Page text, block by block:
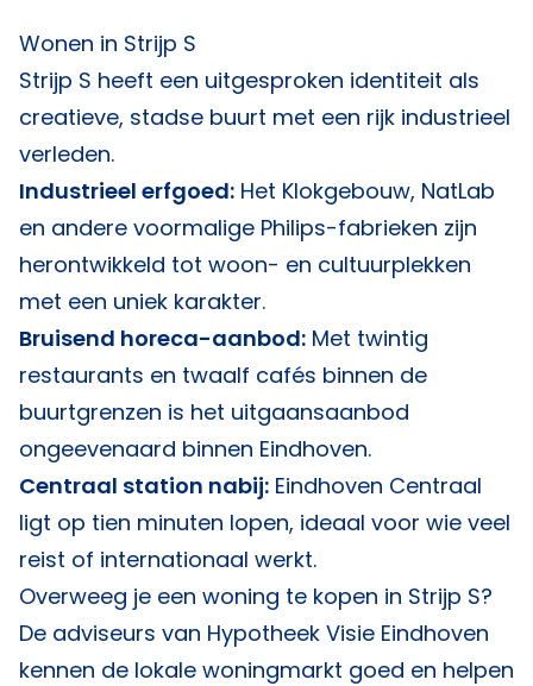
Wonen in Strijp S
Strijp S heeft een uitgesproken identiteit als
creatieve, stadse buurt met een rijk industrieel
verleden.
Industrieel erfgoed: Het Klokgebouw, NatLab
en andere voormalige Philips-fabrieken zijn
herontwikkeld tot woon- en cultuurplekken
met een uniek karakter.
Bruisend horeca-aanbod: Met twintig
restaurants en twaalf cafés binnen de
buurtgrenzen is het uitgaansaanbod
ongeevenaard binnen Eindhoven.
Centraal station nabij: Eindhoven Centraal
ligt op tien minuten lopen, ideaal voor wie veel
reist of internationaal werkt.
Overweeg je een woning te kopen in Strijp S?
De adviseurs van Hypotheek Visie Eindhoven
kennen de lokale woningmarkt goed en helpen